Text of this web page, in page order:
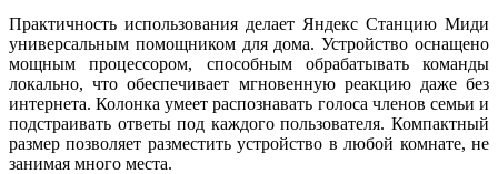
Практичность использования делает Яндекс Станцию Миди
универсальным помощником для дома. Устройство оснащено
мощным процессором, способным обрабатывать команды
локально, что обеспечивает мгновенную реакцию даже без
интернета. Колонка умеет распознавать голоса членов семьи и
подстраивать ответы под каждого пользователя. Компактный
размер позволяет разместить устройство в любой комнате, не
занимая много места.